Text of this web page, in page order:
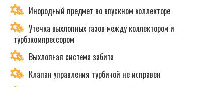
Инородный предмет во впускном коллекторе
Утечка выхлопных газов между коллектором и
турбокомпрессором
Выхлопная система забита
Клапан управления турбиной не исправен